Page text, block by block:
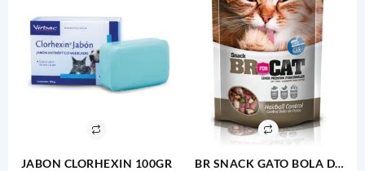
JABON CLORHEXIN 100GR BR SNACK GATO BOLA DE